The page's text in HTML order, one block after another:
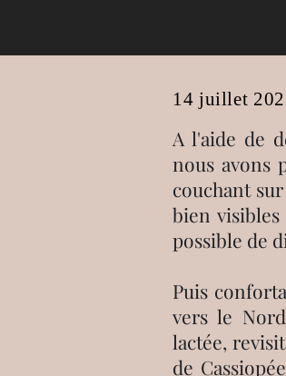
14 juillet
A l'aide de
nous avons
couchant
bien
possible de
Puis
vers le
lactée,
de